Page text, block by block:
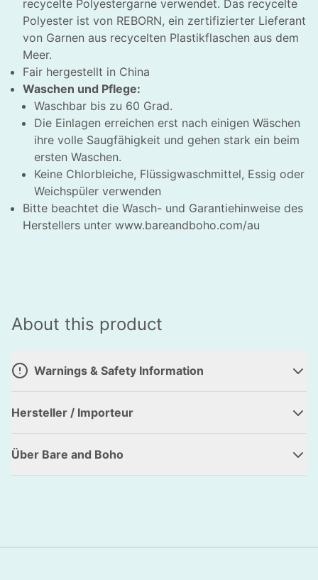
recycelte Polyestergarne verwendet. Das recycelte
Polyester ist von REBORN, ein zertifizierter Lieferant
von Garnen aus recycelten Plastikflaschen aus dem
Meer.
Fair hergestellt in China
Waschen und Pflege:
Waschbar bis zu 60 Grad.
Die Einlagen erreichen erst nach einigen Wäschen
ihre volle Saugfähigkeit und gehen stark ein beim
ersten Waschen.
Keine Chlorbleiche, Flüssigwaschmittel, Essig oder
Weichspüler verwenden
Bitte beachtet die Wasch- und Garantiehinweise des
Herstellers unter www.bareandboho.com/au
About this product
Warnings & Safety Information
Hersteller / Importeur
Über Bare and Boho